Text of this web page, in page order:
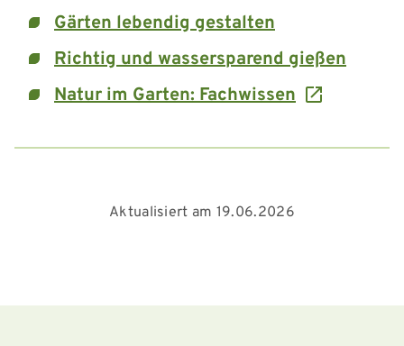
Gärten lebendig gestalten
Richtig und wassersparend gießen
Natur im Garten: Fachwissen
Aktualisiert am 19.06.2026